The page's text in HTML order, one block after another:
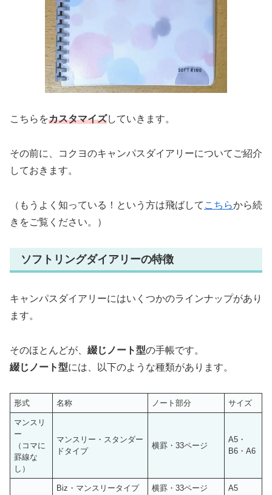
こちらをカスタマイズしていきます。
その前に、コクヨのキャンパスダイアリーについてご紹介
しておきます。
（もうよく知っている！という方は飛ばして こちらから続
きをご覧ください。）
ソフトリングダイアリーの特徴
キャンパスダイアリーにはいくつかのラインナップがあり
ます。
そのほとんどが、 綴じノート型の手帳です。
綴じノート型には、以下のような種類があります。
形式 名称 ノート部分 サイズ
マンスリ
ー
（コマに
罫線な
し）
マンスリー・スタンダー
ドタイプ
横罫・33ページ
A5・
B6・A6
Biz・マンスリータイプ 横罫・33ページ A5